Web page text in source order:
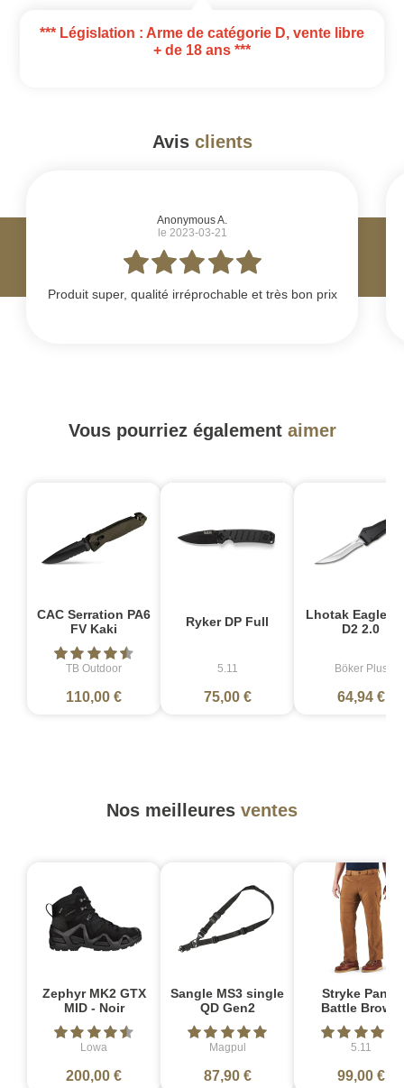
*** Législation : Arme de catégorie D, vente libre
+ de 18 ans ***
Avis clients
Anonymous A.
le 2023-03-21
Produit super, qualité irréprochable et très bon prix
Vous pourriez également aimer
CAC Serration PA6
FV Kaki
TB Outdoor
110,00 €
Ryker DP Full
5.11
75,00 €
Lhotak Eagle
D2 2.0
Böker Plus
64,94 €
Nos meilleures ventes
Zephyr MK2 GTX
MID - Noir
Lowa
200,00 €
Sangle MS3 single
QD Gen2
Magpul
87,90 €
Stryke Pant -
Battle Brown
5.11
99,00 €